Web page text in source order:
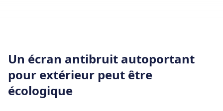
Un écran antibruit autoportant
pour extérieur peut être
écologique